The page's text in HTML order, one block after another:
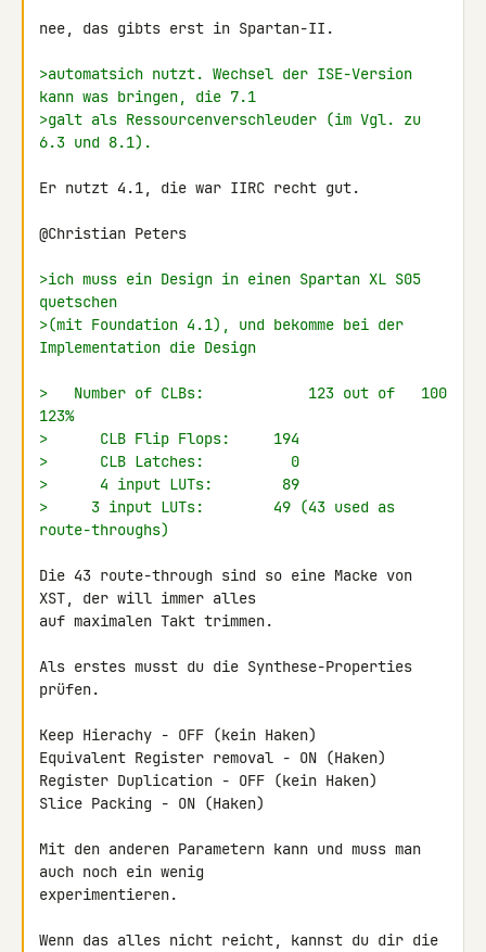
nee, das gibts erst in Spartan-II.
>automatsich nutzt. Wechsel der ISE-Version
kann was bringen, die 7.1
>galt als Ressourcenverschleuder (im Vgl. zu
6.3 und 8.1).
Er nutzt 4.1, die war IIRC recht gut.
@Christian Peters
>ich muss ein Design in einen Spartan XL S05
quetschen
>(mit Foundation 4.1), und bekomme bei der
Implementation die Design
>   Number of CLBs:            123 out of   100
123%
>      CLB Flip Flops:     194
>      CLB Latches:          0
>      4 input LUTs:        89
>     3 input LUTs:        49 (43 used as
route-throughs)
Die 43 route-through sind so eine Macke von
XST, der will immer alles
auf maximalen Takt trimmen.
Als erstes musst du die Synthese-Properties
prüfen.
Keep Hierachy - OFF (kein Haken)
Equivalent Register removal - ON (Haken)
Register Duplication - OFF (kein Haken)
Slice Packing - ON (Haken)
Mit den anderen Parametern kann und muss man
auch noch ein wenig
experimentieren.
Wenn das alles nicht reicht, kannst du dir die